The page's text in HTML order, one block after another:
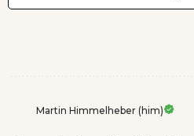
Martin Himmelheber (him)